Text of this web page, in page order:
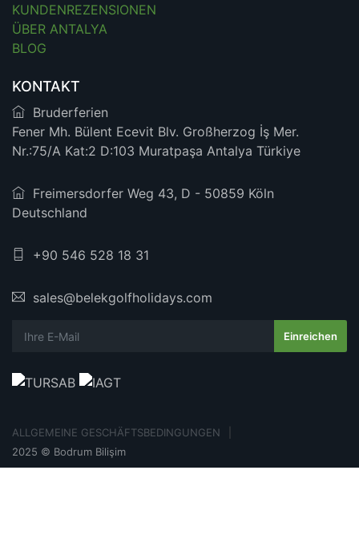
KUNDENREZENSIONEN
ÜBER ANTALYA
BLOG
KONTAKT
Bruderferien
Fener Mh. Bülent Ecevit Blv. Großherzog İş Mer.
Nr.:75/A Kat:2 D:103 Muratpaşa Antalya Türkiye
Freimersdorfer Weg 43, D - 50859 Köln
Deutschland
+90 546 528 18 31
sales@belekgolfholidays.com
ALLGEMEINE GESCHÄFTSBEDINGUNGEN
2025 © Bodrum Bilişim